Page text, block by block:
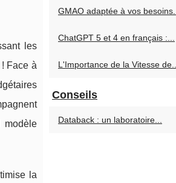
les
Face à
modèle
la
GMAO adaptée à vos besoins...
ChatGPT 5 et 4 en français :...
L'Importance de la Vitesse de...
Conseils
Databack : un laboratoire...